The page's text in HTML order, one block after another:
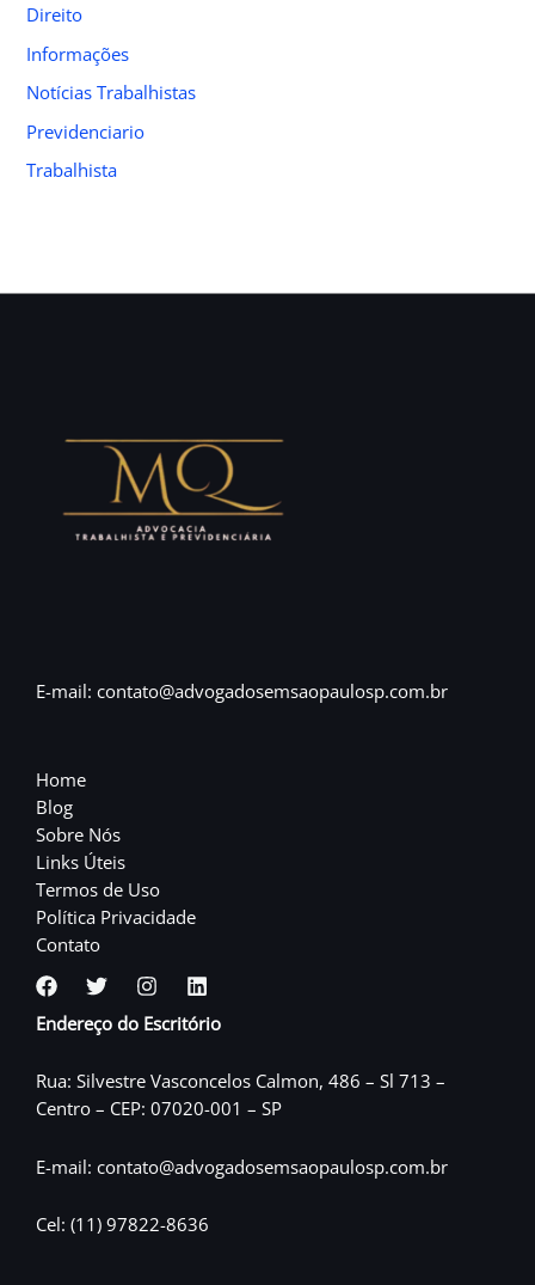
o
r
:
Direito
Informações
Notícias Trabalhistas
Previdenciario
Trabalhista
E-mail: contato@advogadosemsaopaulosp.com.br
Home
Blog
Sobre Nós
Links Úteis
Termos de Uso
Política Privacidade
Contato
Endereço do Escritório
Rua: Silvestre Vasconcelos Calmon, 486 – Sl 713 –
Centro – CEP: 07020-001 – SP
E-mail: contato@advogadosemsaopaulosp.com.br
Cel: (11) 97822-8636